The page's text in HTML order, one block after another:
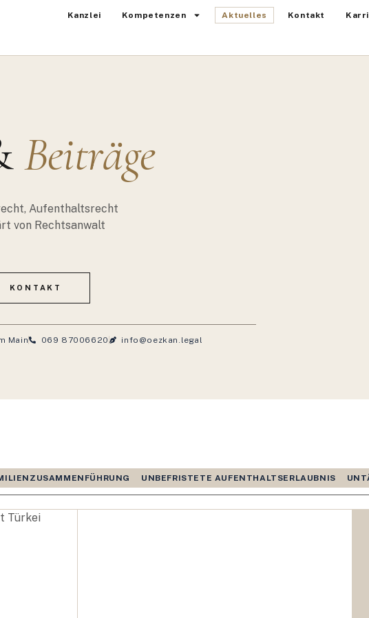
Kanzlei Kompetenzen Aktuelles Kontakt
Beiträge
Aufenthaltsrecht
von Rechtsanwalt
KONTAKT
Main 069 87006620 info@oezkan.legal
UNBEFRISTETE AUFENTHALTSERLAUBNIS